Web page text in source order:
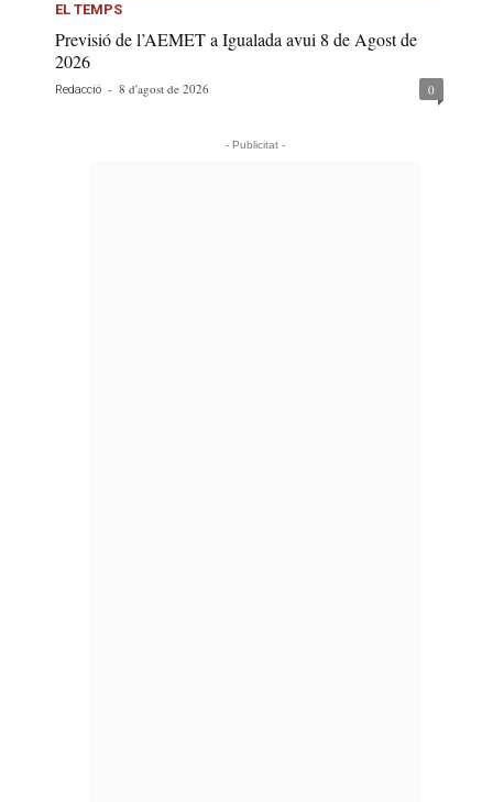
EL TEMPS
Previsió de l’AEMET a Igualada avui 8 de Agost de
2026
Redacció - 8 d'agost de 2026 0
- Publicitat -